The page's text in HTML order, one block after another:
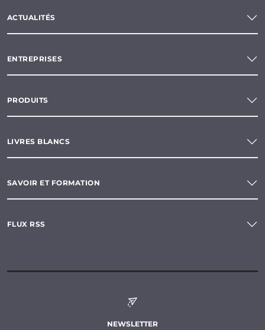
ACTUALITÉS
ENTREPRISES
PRODUITS
LIVRES BLANCS
SAVOIR ET FORMATION
FLUX RSS
NEWSLETTER